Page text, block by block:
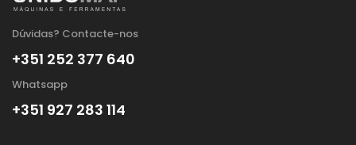
Dúvidas? Contacte-nos
+351 252 377 640
Whatsapp
+351 927 283 114